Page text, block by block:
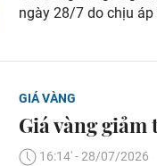
ngày 28/7 do chịu
GIÁ VÀNG
Giá vàng
16:14' - 28/07/2026